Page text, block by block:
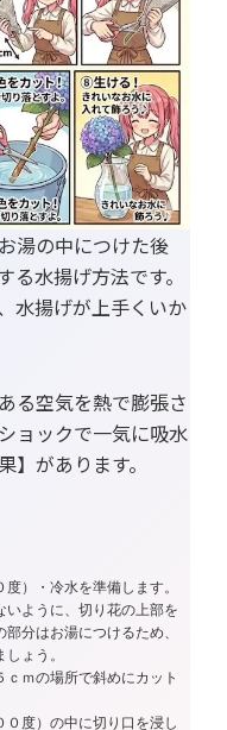
湯の中につけた後
水揚げ方法です。
水揚げが上手くいか
る空気を熱で膨張さ
ョックで一気に吸水
があります。
度）・冷水を準備します。
いように、切り花の上部を
分はお湯につけるため、
ょう。
ｃｍの場所で斜めにカット
０度）の中に切り口を浸し